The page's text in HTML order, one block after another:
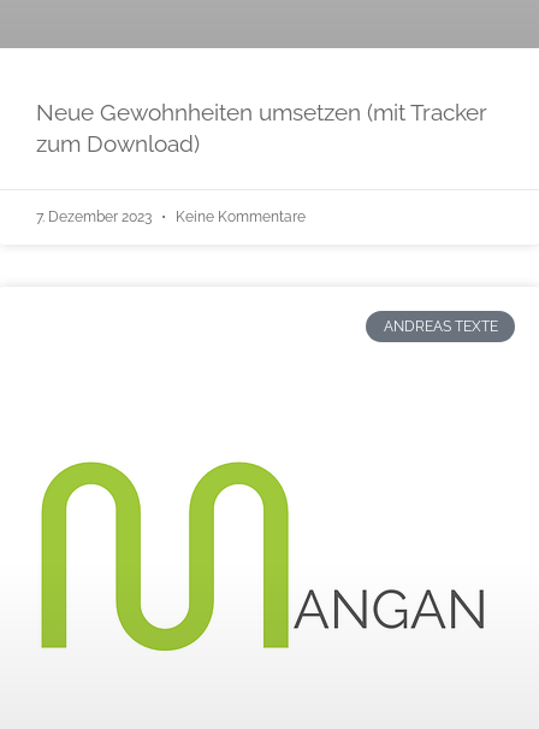
Neue Gewohnheiten umsetzen (mit Tracker
zum Download)
7. Dezember 2023 Keine Kommentare
ANDREAS TEXTE